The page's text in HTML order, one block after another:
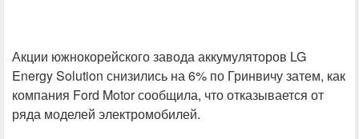
Акции южнокорейского завода аккумуляторов LG
Energy Solution снизились на 6% по Гринвичу затем, как
компания Ford Motor сообщила, что отказывается от
ряда моделей электромобилей.